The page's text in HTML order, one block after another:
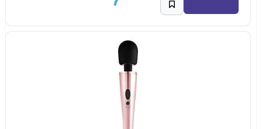
мінімальний діаметр: 0,5 см;
робоча довжина: 14 см;
тип упаковки: блістер;
довжина упаковки: 23,4 см;
ширина упаковки: 9,5 см;
країна бренду: Франція;
країна виробництва: Китай.